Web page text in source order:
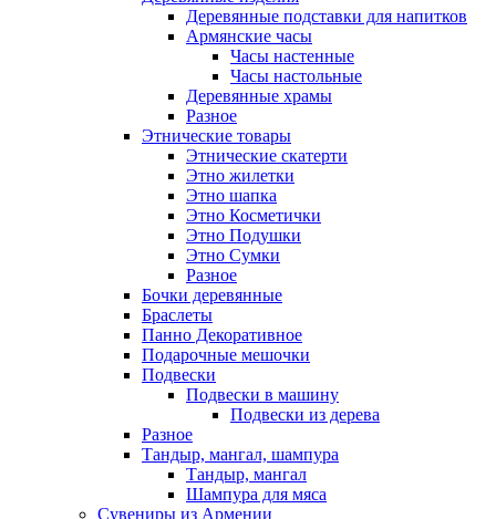
Деревянные подставки для напитков
Армянские часы
Часы настенные
Часы настольные
Деревянные храмы
Разное
Этнические товары
Этнические скатерти
Этно жилетки
Этно шапка
Этно Косметички
Этно Подушки
Этно Сумки
Разное
Бочки деревянные
Браслеты
Панно Декоративное
Подарочные мешочки
Подвески
Подвески в машину
Подвески из дерева
Разное
Тандыр, мангал, шампура
Тандыр, мангал
Шампура для мяса
Сувениры из Армении